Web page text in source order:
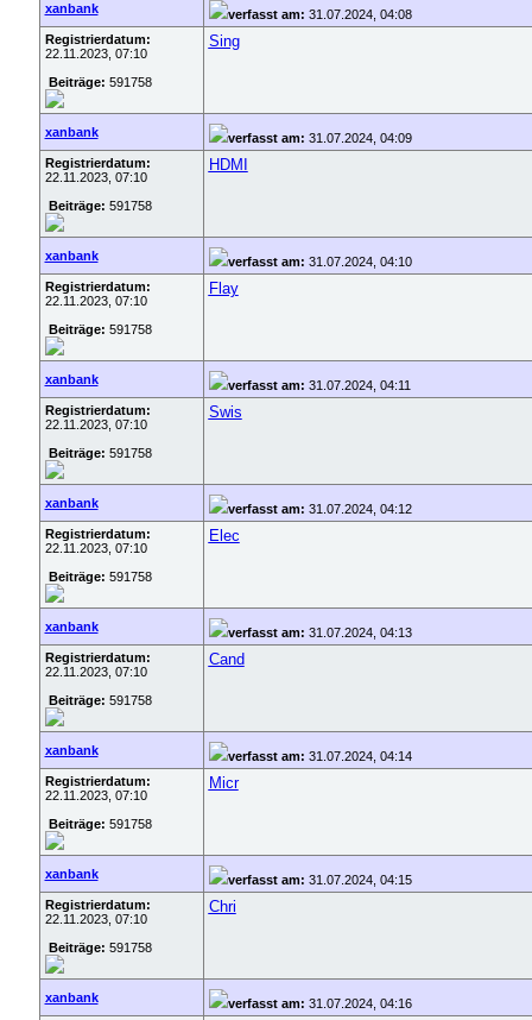
xanbank verfasst am: 31.07.2024, 04:08
Registrierdatum:
22.11.2023, 07:10
Beiträge: 591758
Sing
xanbank verfasst am: 31.07.2024, 04:09
Registrierdatum:
22.11.2023, 07:10
Beiträge: 591758
HDMI
xanbank verfasst am: 31.07.2024, 04:10
Registrierdatum:
22.11.2023, 07:10
Beiträge: 591758
Flay
xanbank verfasst am: 31.07.2024, 04:11
Registrierdatum:
22.11.2023, 07:10
Beiträge: 591758
Swis
xanbank verfasst am: 31.07.2024, 04:12
Registrierdatum:
22.11.2023, 07:10
Beiträge: 591758
Elec
xanbank verfasst am: 31.07.2024, 04:13
Registrierdatum:
22.11.2023, 07:10
Beiträge: 591758
Cand
xanbank verfasst am: 31.07.2024, 04:14
Registrierdatum:
22.11.2023, 07:10
Beiträge: 591758
Micr
xanbank verfasst am: 31.07.2024, 04:15
Registrierdatum:
22.11.2023, 07:10
Beiträge: 591758
Chri
xanbank verfasst am: 31.07.2024, 04:16